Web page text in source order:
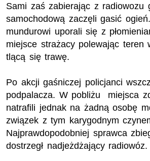
Sami zaś zabierając z radiowozu
samochodową zaczęli gasić
mundurowi uporali się z
miejsce strażacy polewając teren
tlącą się trawę.
Po akcji gaśniczej policjanci
podpalacza. W pobliżu miejsca
natrafili jednak na żadną osobę
związek z tym karygodnym
Najprawdopodobniej sprawca
dostrzegł nadjeżdżający radiowóz.